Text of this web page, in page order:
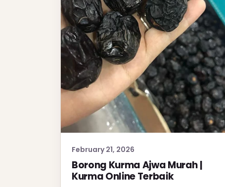
February 21, 2026
Borong Kurma Ajwa Murah |
Kurma Online Terbaik